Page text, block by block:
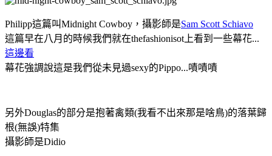
Philipp這篇叫Midnight Cowboy，攝影師是Sam Scott Schiavo
這篇早在八月的時候我們就在thefashionisot上看到一些幕花...
這邊看
幕花強調說這是我們從未見過sexy的Pippo...嘖嘖嘖
另外Douglas的部分是抱著禽類(我看不出來那是啥鳥)的落葉歸
根(無誤)特集
攝影師是Didio